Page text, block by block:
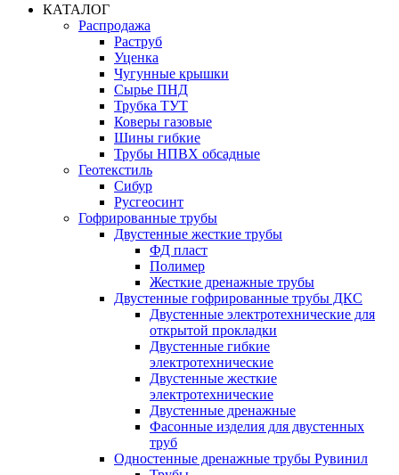
КАТАЛОГ
Распродажа
Раструб
Уценка
Чугунные крышки
Сырье ПНД
Трубка ТУТ
Коверы газовые
Шины гибкие
Трубы НПВХ обсадные
Геотекстиль
Сибур
Русгеосинт
Гофрированные трубы
Двустенные жесткие трубы
ФД пласт
Полимер
Жесткие дренажные трубы
Двустенные гофрированные трубы ДКС
Двустенные электротехнические для
открытой прокладки
Двустенные гибкие
электротехнические
Двустенные жесткие
электротехнические
Двустенные дренажные
Фасонные изделия для двустенных
труб
Одностенные дренажные трубы Рувинил